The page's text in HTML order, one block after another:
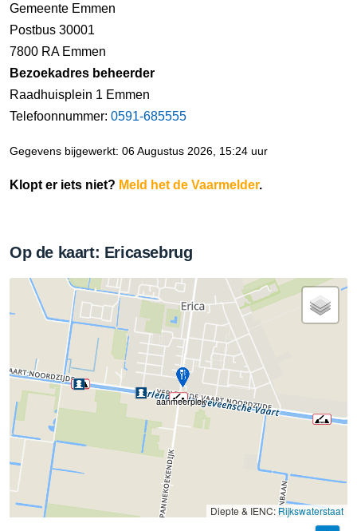
Gemeente Emmen
Postbus 30001
7800 RA Emmen
Bezoekadres beheerder
Raadhuisplein 1 Emmen
Telefoonnummer: 0591-685555
Gegevens bijgewerkt: 06 Augustus 2026, 15:24 uur
Klopt er iets niet? Meld het de Vaarmelder.
Op de kaart: Ericasebrug
aanmeerplek
Diepte & IENC:Rijkswaterstaat